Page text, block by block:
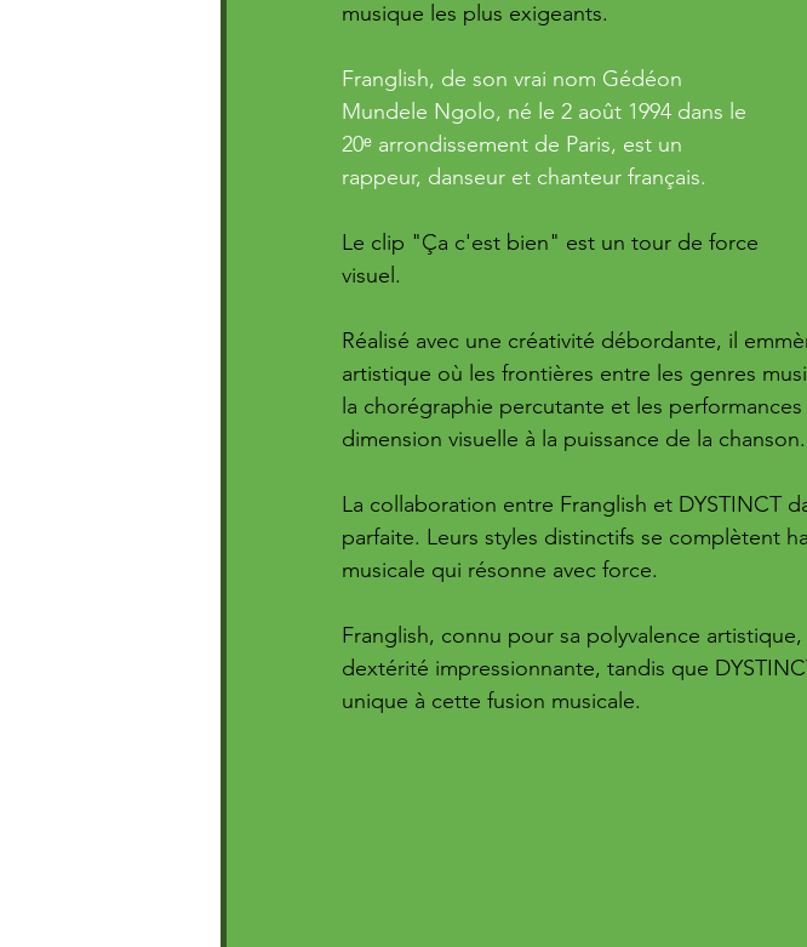
musique les plus exigeants.
Franglish, de son vrai nom Gédéon
Mundele Ngolo, né le 2 août 1994 dans le
20ᵉ arrondissement de Paris, est un
rappeur, danseur et chanteur français.
Le clip "Ça c'est bien" est un tour de force
visuel.
Réalisé avec une créativité débordante, il
artistique où les frontières entre les genres
la chorégraphie percutante et les
dimension visuelle à la puissance de la chanson.
La collaboration entre Franglish et DYSTINCT
parfaite. Leurs styles distinctifs se complètent
musicale qui résonne avec force.
Franglish, connu pour sa polyvalence
dextérité impressionnante, tandis que
unique à cette fusion musicale.